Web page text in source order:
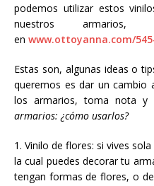
podemos utilizar estos
nuestros armarios,
en www.ottoyanna.com/
Estas son, algunas ideas o
queremos es dar un cambio
los armarios, toma nota y
armarios: ¿cómo usarlos?
1. Vinilo de flores: si vives
la cual puedes decorar tu
tengan formas de flores, o